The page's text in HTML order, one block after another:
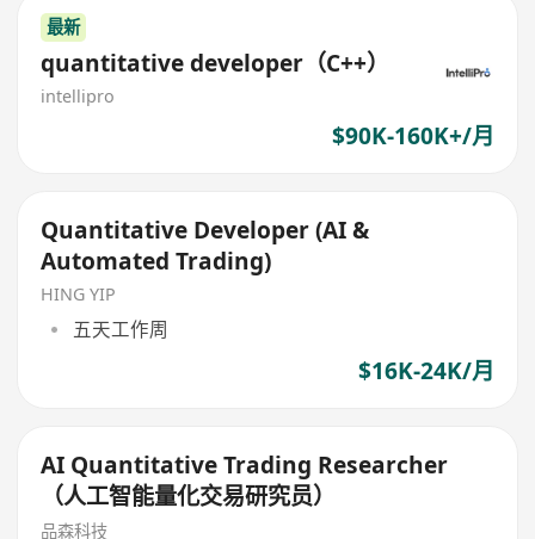
最新
quantitative developer（C++）
intellipro
$90K-160K+/月
Quantitative Developer (AI &
Automated Trading)
HING YIP
五天工作周
$16K-24K/月
AI Quantitative Trading Researcher
（人工智能量化交易研究员）
品森科技